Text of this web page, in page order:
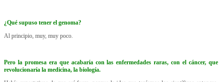
¿Qué supuso tener el genoma?
Al principio, muy, muy poco.
Pero la promesa era que acabaría con las enfermedades raras, con el cáncer, que
revolucionaría la medicina, la biología.